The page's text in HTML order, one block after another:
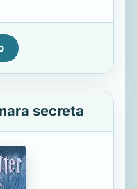
secreta